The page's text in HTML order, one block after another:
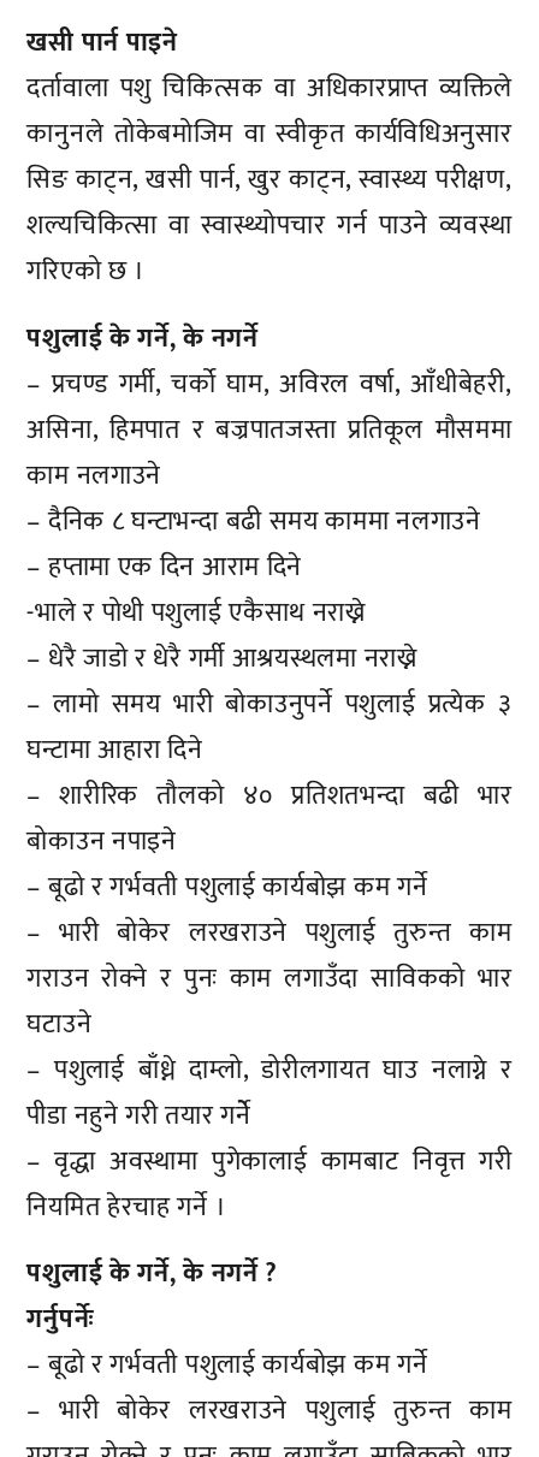
खसी पार्न पाइने
दर्तावाला पशु चिकित्सक वा अधिकारप्राप्त व्यक्तिले
कानुनले तोकेबमोजिम वा स्वीकृत कार्यविधिअनुसार
सिङ काट्न, खसी पार्न, खुर काट्न, स्वास्थ्य परीक्षण,
शल्यचिकित्सा वा स्वास्थ्योपचार गर्न पाउने व्यवस्था
गरिएको छ ।
पशुलाई के गर्ने, के नगर्ने
– प्रचण्ड गर्मी, चर्को घाम, अविरल वर्षा, आँधीबेहरी,
असिना, हिमपात र बज्रपातजस्ता प्रतिकूल मौसममा
काम नलगाउने
– दैनिक ८ घन्टाभन्दा बढी समय काममा नलगाउने
– हप्तामा एक दिन आराम दिने
-भाले र पोथी पशुलाई एकैसाथ नराख्ने
– धेरै जाडो र धेरै गर्मी आश्रयस्थलमा नराख्ने
– लामो समय भारी बोकाउनुपर्ने पशुलाई प्रत्येक ३
घन्टामा आहारा दिने
– शारीरिक तौलको ४० प्रतिशतभन्दा बढी भार
बोकाउन नपाइने
– बूढो र गर्भवती पशुलाई कार्यबोझ कम गर्ने
– भारी बोकेर लरखराउने पशुलाई तुरुन्त काम
गराउन रोक्ने र पुनः काम लगाउँदा साविकको भार
घटाउने
– पशुलाई बाँध्ने दाम्लो, डोरीलगायत घाउ नलाग्ने र
पीडा नहुने गरी तयार गर्नेे
– वृद्धा अवस्थामा पुगेकालाई कामबाट निवृत्त गरी
नियमित हेरचाह गर्ने ।
पशुलाई के गर्ने, के नगर्ने ?
गर्नुपर्नेः
– बूढो र गर्भवती पशुलाई कार्यबोझ कम गर्ने
– भारी बोकेर लरखराउने पशुलाई तुरुन्त काम